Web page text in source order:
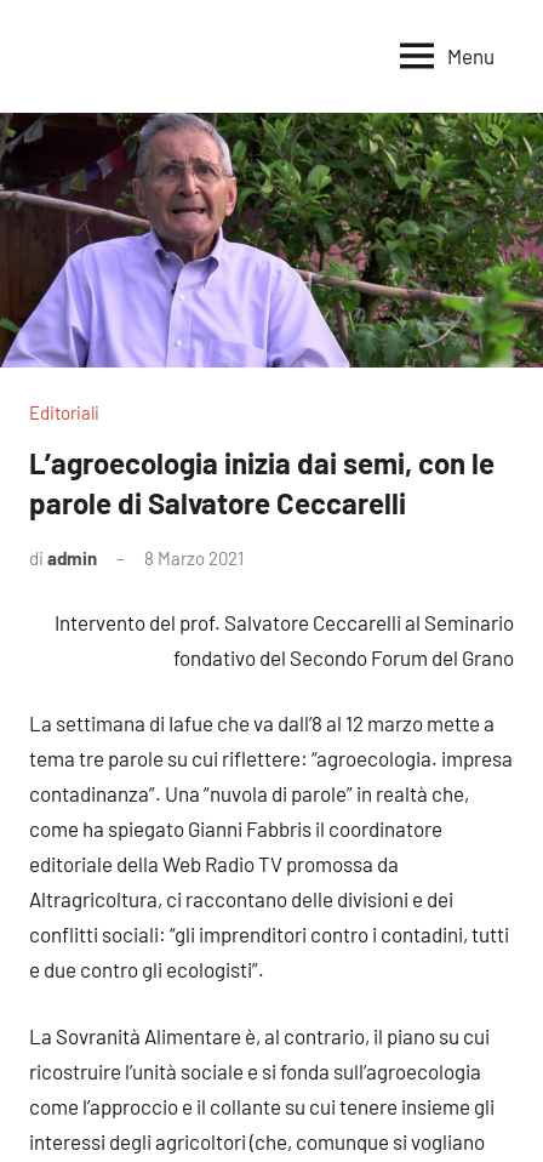
per
Terra
per
Sovranità
Alimentare
Menu
Editoriali
L’agroecologia inizia dai semi, con le
parole di Salvatore Ceccarelli
di admin 8 Marzo 2021
Intervento del prof. Salvatore Ceccarelli al Seminario
fondativo del Secondo Forum del Grano
La settimana di Iafue che va dall’8 al 12 marzo mette a
tema tre parole su cui riflettere: “agroecologia. impresa
contadinanza”. Una “nuvola di parole” in realtà che,
come ha spiegato Gianni Fabbris il coordinatore
editoriale della Web Radio TV promossa da
Altragricoltura, ci raccontano delle divisioni e dei
conflitti sociali: “gli imprenditori contro i contadini, tutti
e due contro gli ecologisti”.
La Sovranità Alimentare è, al contrario, il piano su cui
ricostruire l’unità sociale e si fonda sull’agroecologia
come l’approccio e il collante su cui tenere insieme gli
interessi degli agricoltori (che, comunque si vogliano